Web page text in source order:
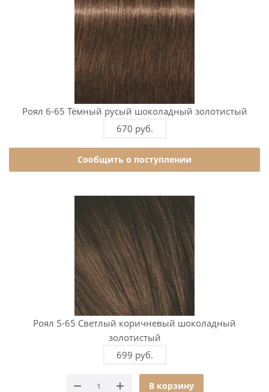
Роял 6-65 Тёмный русый шоколадный золотистый
670 руб.
Сообщить о поступлении
Роял 5-65 Светлый коричневый шоколадный
золотистый
699 руб.
В корзину